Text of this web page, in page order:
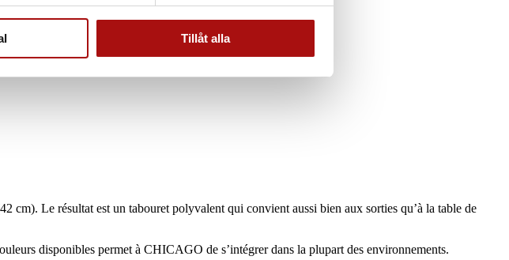
Tillåt alla
cm). Le résultat est un tabouret polyvalent qui convient aussi bien aux sorties qu’à la table de
disponibles permet à CHICAGO de s’intégrer dans la plupart des environnements.